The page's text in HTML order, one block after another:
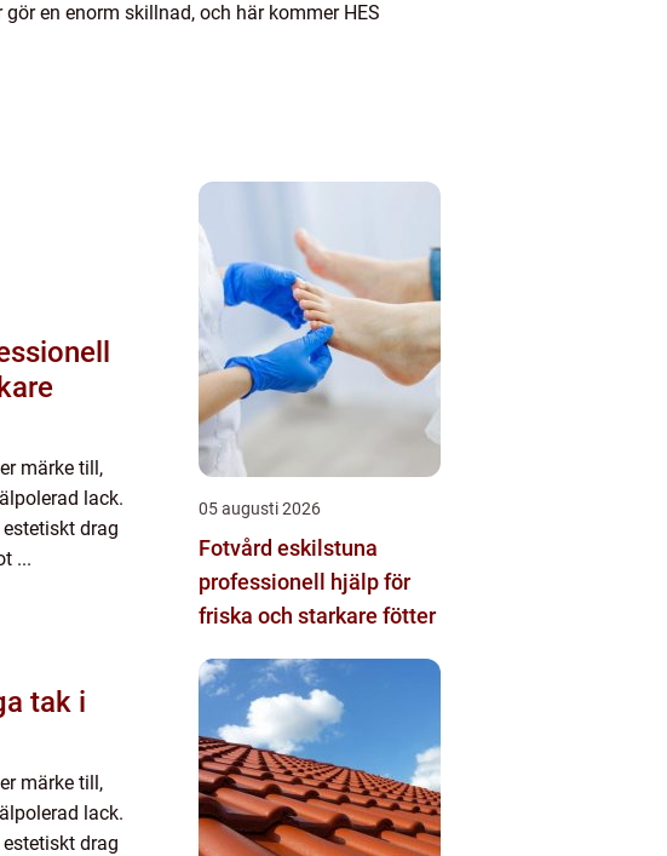
en enorm skillnad, och här kommer HES
märke till,
lack.
drag
...
märke till,
lack.
drag
05 augusti 2026
Fotvård eskilstuna
professionell hjälp för
friska och starkare fötter